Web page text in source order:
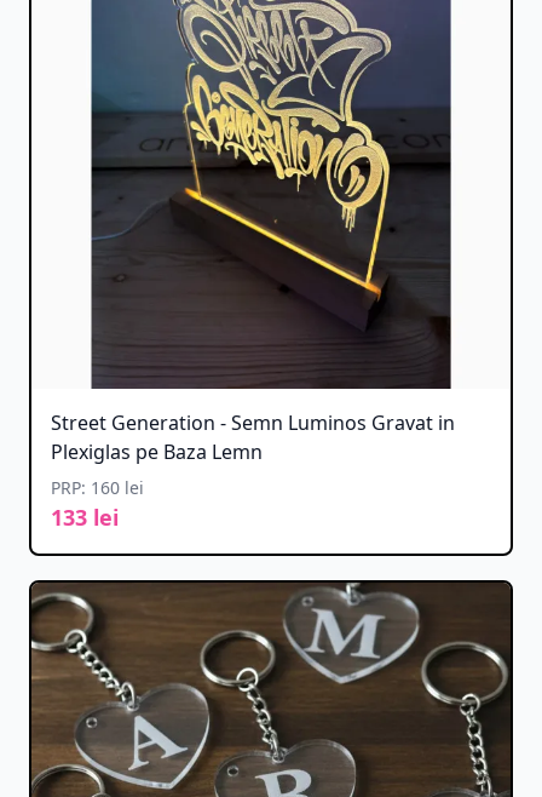
Street Generation - Semn Luminos Gravat in
Plexiglas pe Baza Lemn
PRP: 160 lei
133 lei